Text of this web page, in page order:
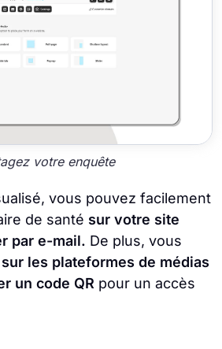
votre enquête
vous pouvez facilement
de santé sur votre site
par e-mail. De plus, vous
les plateformes de médias
un code QR pour un accès